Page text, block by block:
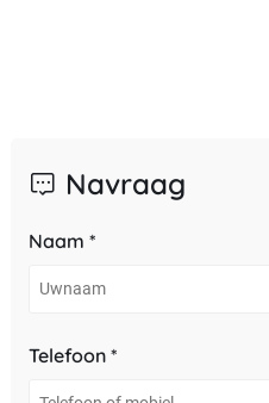
Navraag
Naam *
Telefoon *